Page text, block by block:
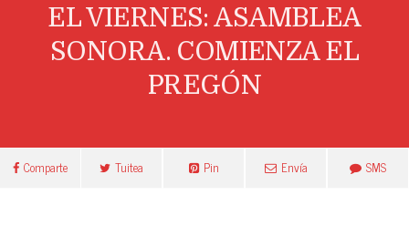
EL VIERNES: ASAMBLEA
SONORA. COMIENZA EL
PREGÓN
Comparte Tuitea Pin Envía SMS